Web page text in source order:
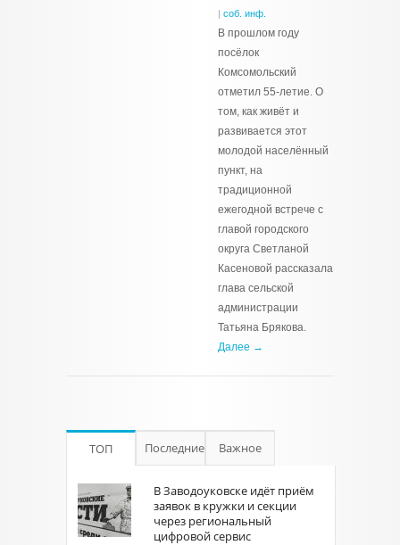
| соб. инф.
В прошлом году
посёлок
Комсомольский
отметил 55-летие. О
том, как живёт и
развивается этот
молодой населённый
пункт, на
традиционной
ежегодной встрече с
главой городского
округа Светланой
Касеновой рассказала
глава сельской
администрации
Татьяна Брякова.
Далее →
ТОП Последние Важное
В Заводоуковске идёт приём
заявок в кружки и секции
через региональный
цифровой сервис